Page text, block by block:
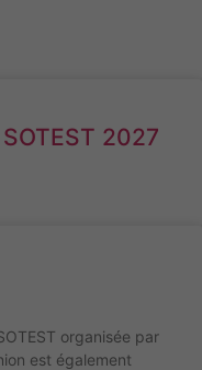
2027
organisée par
est également